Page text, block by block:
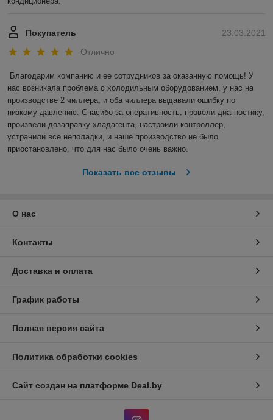
23.03.2021
Покупатель
Отлично
Благодарим компанию и ее сотрудников за оказанную помощь! У
нас возникала проблема с холодильным оборудованием, у нас на
производстве 2 чиллера, и оба чиллера выдавали ошибку по
низкому давлению. Спасибо за оперативность, провели диагностику,
произвели дозаправку хладагента, настроили контроллер,
устранили все неполадки, и наше производство не было
приостановлено, что для нас было очень важно.
Показать все отзывы
О нас
Контакты
Доставка и оплата
График работы
Полная версия сайта
Политика обработки cookies
Сайт создан на платформе Deal.by